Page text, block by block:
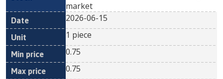
market
2026-06-15
1 piece
0.75
0.75